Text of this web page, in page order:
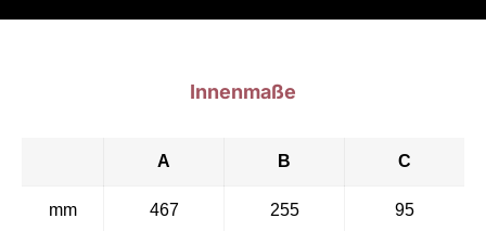
Innenmaße
A B C
mm 467 255 95